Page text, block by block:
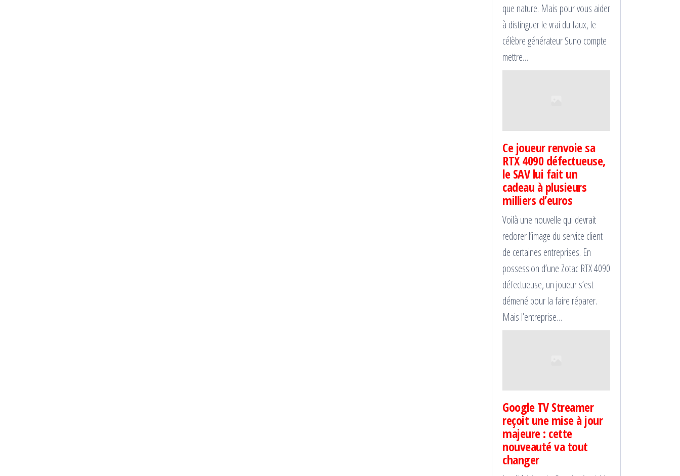
que nature. Mais pour vous aider
à distinguer le vrai du faux, le
célèbre générateur Suno compte
mettre…
Ce joueur renvoie sa
RTX 4090 défectueuse,
le SAV lui fait un
cadeau à plusieurs
milliers d’euros
Voilà une nouvelle qui devrait
redorer l’image du service client
de certaines entreprises. En
possession d’une Zotac RTX 4090
défectueuse, un joueur s’est
démené pour la faire réparer.
Mais l’entreprise…
Google TV Streamer
reçoit une mise à jour
majeure : cette
nouveauté va tout
changer